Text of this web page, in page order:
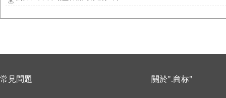
常見問題 關於".商标"